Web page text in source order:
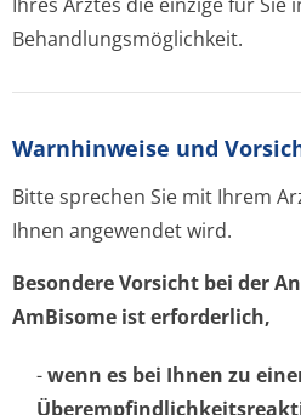
Behandlungsmöglichke­it.
Warnhinweise und
Bitte sprechen Sie mit Ihrem
Ihnen angewendet wird.
Besondere Vorsicht bei der
AmBisome ist erforderlich,
-wenn es bei Ihnen zu